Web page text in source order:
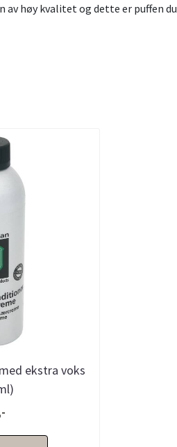
av høy kvalitet og dette er puffen
ekstra voks